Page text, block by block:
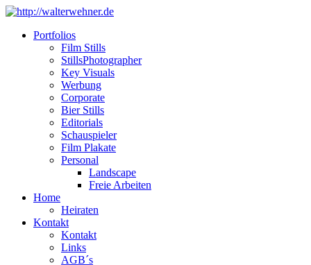
Portfolios
Film Stills
StillsPhotographer
Key Visuals
Werbung
Corporate
Bier Stills
Editorials
Schauspieler
Film Plakate
Personal
Landscape
Freie Arbeiten
Home
Heiraten
Kontakt
Kontakt
Links
AGB´s